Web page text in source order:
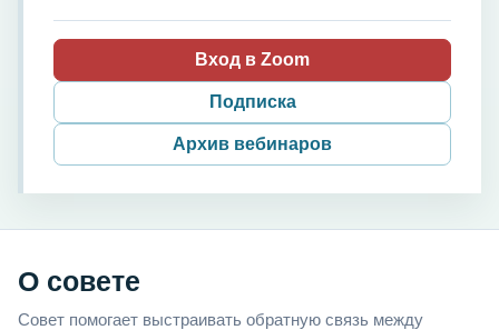
Вход в Zoom
Подписка
Архив вебинаров
О совете
Совет помогает выстраивать обратную связь между